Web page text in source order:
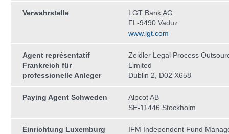
Verwahrstelle
LGT Bank AG
FL-9490 Vaduz
www.lgt.com
Agent représentatif
Frankreich für
professionelle Anleger
Zeidler Legal Process
Limited
Dublin 2, D02 X658
Paying Agent Schweden
Alpcot AB
SE-11446 Stockholm
Einrichtung Luxemburg
IFM Independent Fund